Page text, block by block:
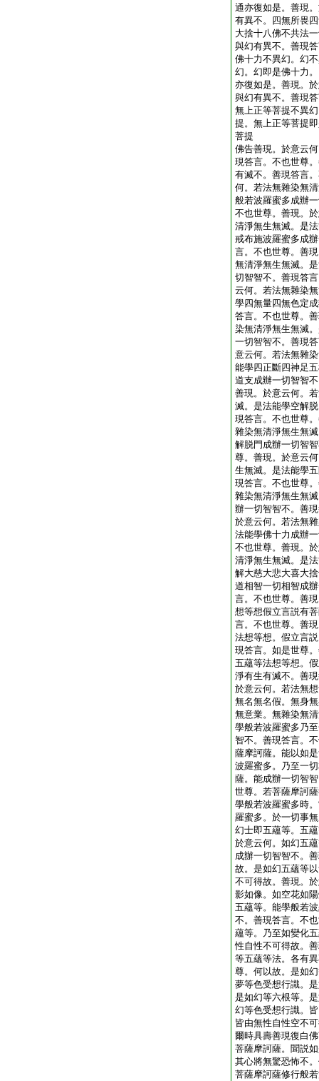
通亦復如是。善現
有異不。四無所畏
大捨十八佛不共法
與幻有異不。善現
佛十力不異幻。幻
幻。幻即是佛十力
亦復如是。善現。
與幻有異不。善現
無上正等菩提不異
提。無上正等菩提
菩提
佛告善現。於意云
現答言。不也世尊
有滅不。善現答言
何。若法無雜染無
般若波羅蜜多成辦
不也世尊。善現。
清淨無生無滅。是
戒布施波羅蜜多成
言。不也世尊。善
無清淨無生無滅。
切智智不。善現答
云何。若法無雜染
學四無量四無色定
答言。不也世尊。
染無清淨無生無滅
一切智智不。善現
意云何。若法無雜
能學四正斷四神足
道支成辦一切智智
善現。於意云何。
滅。是法能學空解
現答言。不也世尊
雜染無清淨無生無
解脱門成辦一切智
尊。善現。於意云
生無滅。是法能學
現答言。不也世尊
雜染無清淨無生無
辦一切智智不。善
於意云何。若法無
法能學佛十力成辦
不也世尊。善現。
清淨無生無滅。是
解大慈大悲大喜大
道相智一切相智成
言。不也世尊。善
想等想假立言説有
言。不也世尊。善
法想等想。假立言
現答言。如是世尊
五蘊等法想等想。
淨有生有滅不。善
於意云何。若法無
無名無名假。無身
無意業。無雜染無
學般若波羅蜜多乃
智不。善現答言。
薩摩訶薩。能以如
波羅蜜多。乃至一
薩。能成辦一切智
世尊。若菩薩摩訶
學般若波羅蜜多時
羅蜜多。於一切事
幻士即五蘊等。五
於意云何。如幻五
成辦一切智智不。
故。是如幻五蘊等
不可得故。善現。
影如像。如空花如
五蘊等。能學般若
不。善現答言。不
蘊等。乃至如變化
性自性不可得故。
等五蘊等法。各有
尊。何以故。是如
夢等色受想行識。
是如幻等六根等。
幻等色受想行識。
皆由無性自性空不
爾時具壽善現復白
菩薩摩訶薩。聞説
其心將無驚恐怖不
菩薩摩訶薩修行般